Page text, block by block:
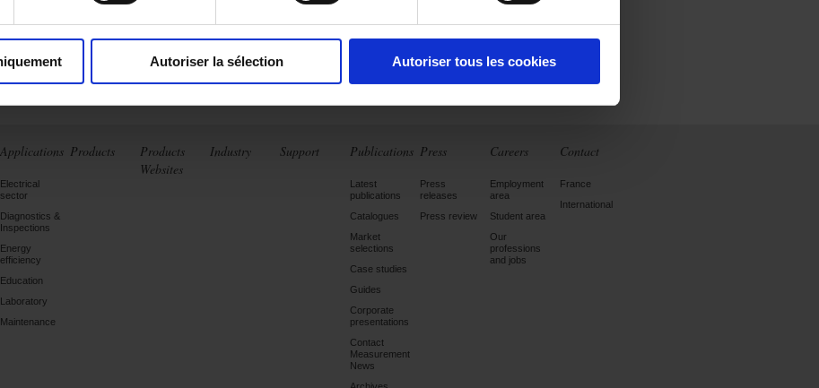
Autoriser la sélection Autoriser tous les cookies
Applications
Electrical
sector
Diagnostics &
Inspections
Energy
efficiency
Education
Laboratory
Maintenance
Products
Products
Websites
Industry Support Publications
Latest
publications
Catalogues
Market
selections
Case studies
Guides
Corporate
presentations
Contact
Measurement
News
Press
Press
releases
Press review
Careers
Employment
area
Student area
Our
professions
and jobs
Contact
France
International